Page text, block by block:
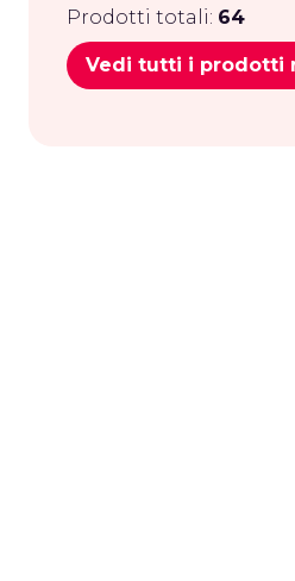
Prodotti totali: 64
Vedi tutti i prodotti